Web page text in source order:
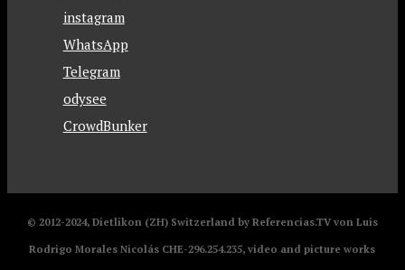
instagram
WhatsApp
Telegram
odysee
CrowdBunker
© 2012-2024, Dietlikon (ZH) Switzerland by Referencias.TV von Luis
Rodrigo Morales Nicolás CHE-296.254.235, video and picture works